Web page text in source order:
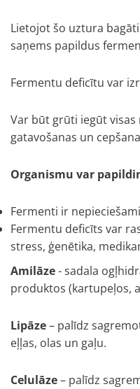
Lietojot šo uztura
saņems papildus
Fermentu deficītu var
Var būt grūti iegūt
gatavošanas un
Organismu var
Fermenti ir
Fermentu deficīts var
stress, ģenētika,
Amilāze- sadala
produktos (kartupeļos,
Lipāze– palīdz
eļļas, olas un gaļu.
Celulāze– palīdz